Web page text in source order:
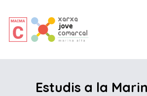
Estudis a la